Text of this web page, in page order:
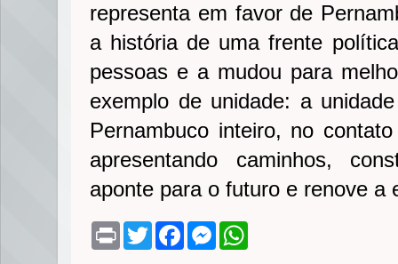
representa em favor de
a história de uma frente
pessoas e a mudou para
exemplo de unidade: a
Pernambuco inteiro, no
apresentando caminhos,
aponte para o futuro e renove a
P
T
w
F
M